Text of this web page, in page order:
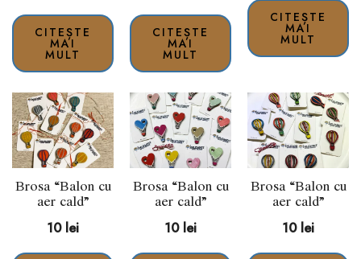
CITEȘTE
MAI
MULT
CITEȘTE
MAI
MULT
CITEȘTE
MAI
MULT
Brosa “Balon cu
aer cald”
10 lei
Brosa “Balon cu
aer cald”
10 lei
Brosa “Balon cu
aer cald”
10 lei